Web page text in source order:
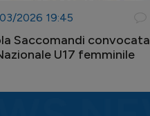
2026 19:45
Saccomandi convocata
U17 femminile